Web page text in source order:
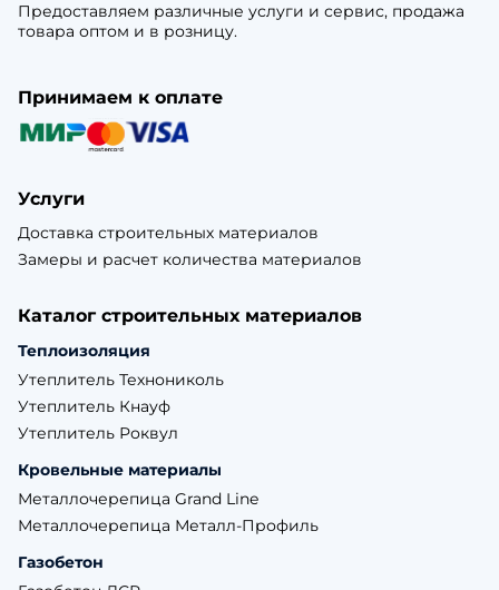
Предоставляем различные услуги и сервис, продажа
товара оптом и в розницу.
Принимаем к оплате
Услуги
Доставка строительных материалов
Замеры и расчет количества материалов
Каталог строительных материалов
Теплоизоляция
Утеплитель Технониколь
Утеплитель Кнауф
Утеплитель Роквул
Кровельные материалы
Металлочерепица Grand Line
Металлочерепица Металл-Профиль
Газобетон